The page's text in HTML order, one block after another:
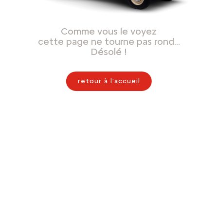
Comme vous le voyez
cette page ne tourne pas rond…
Désolé !
retour à l'accueil